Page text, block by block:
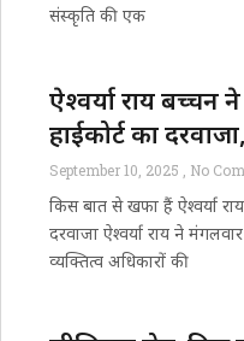
संस्कृति की एक
ऐश्वर्या राय बच्चन
हाईकोर्ट का
नाम के इस्तेमाल पर
September 10, 2025 No
किस बात से खफा हैं ऐश्वर्या
दरवाजा ऐश्वर्या राय ने
व्यक्तित्व अधिकारों की